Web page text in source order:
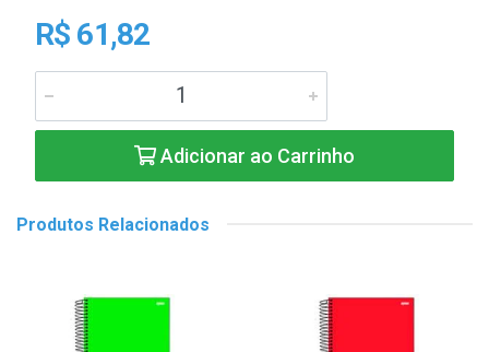
R$ 61,82
Adicionar ao Carrinho
Produtos Relacionados